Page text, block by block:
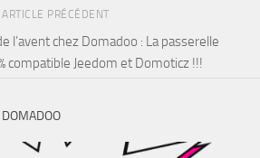
ARTICLE PRÉCÉDENT
l’avent chez Domadoo : La passerelle
compatible Jeedom et Domoticz !!!